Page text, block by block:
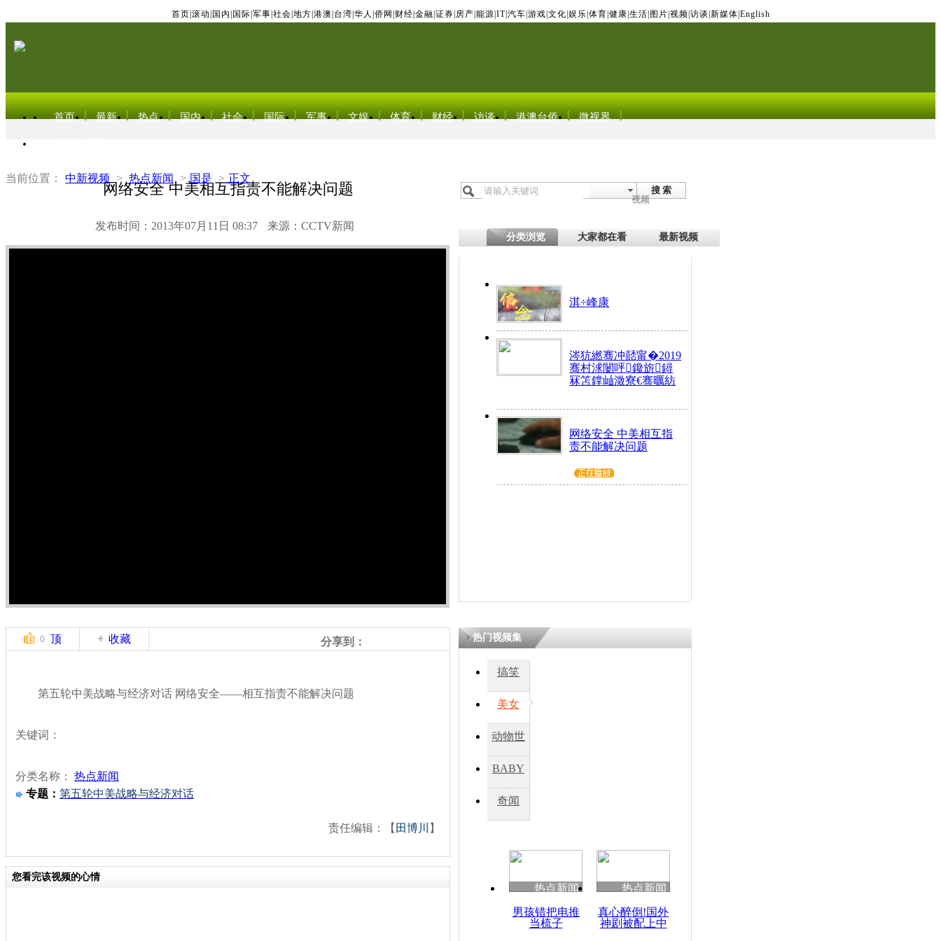
首页 滚动 国内 国际 军事 社会 地方 港澳 台湾 华人 侨网 财经 金融 证券 房产 能源 IT| 汽车 游戏 文化 娱乐 体育 健康 生活 图片 视频 访谈 新媒体 English
首页 最新 热点 国内 社会 国际 军事 文娱 体育 财经 访谈 港澳台侨 微视界
当前位置： 中新视频 > 热点新闻 > 国是 > 正文
网络安全 中美相互指责不能解决问题
发布时间：2013年07月11日 08:37 来源：CCTV新闻
搜 索
视频
分类浏览 大家都在看 最新视频
淇÷峰康
涔犺繎骞冲嚭甯�2019
骞村浗闄呯鑱旂鐞
冧笘鐣屾澂寮€骞曞紡
网络安全 中美相互指
责不能解决问题
0 顶 收藏 分享到：
第五轮中美战略与经济对话 网络安全——相互指责不能解决问题
关键词：
分类名称： 热点新闻
专题： 第五轮中美战略与经济对话
责任编辑：【 田博川 】
您看完该视频的心情
热门视频集
搞笑
美女
动物世
BABY
秀
奇闻
热点新闻
男孩错把电推
当梳子
热点新闻
真心醉倒!国外
神剧被配上中